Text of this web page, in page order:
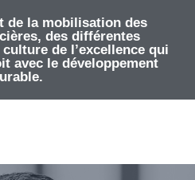
de la mobilisation des
des différentes
de l’excellence qui
avec le développement